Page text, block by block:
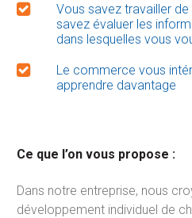
Vous savez travailler
savez évaluer les
dans lesquelles vous
Le commerce vous
apprendre davantage
Ce que l’on vous propose :
Dans notre entreprise, nous
développement individuel de